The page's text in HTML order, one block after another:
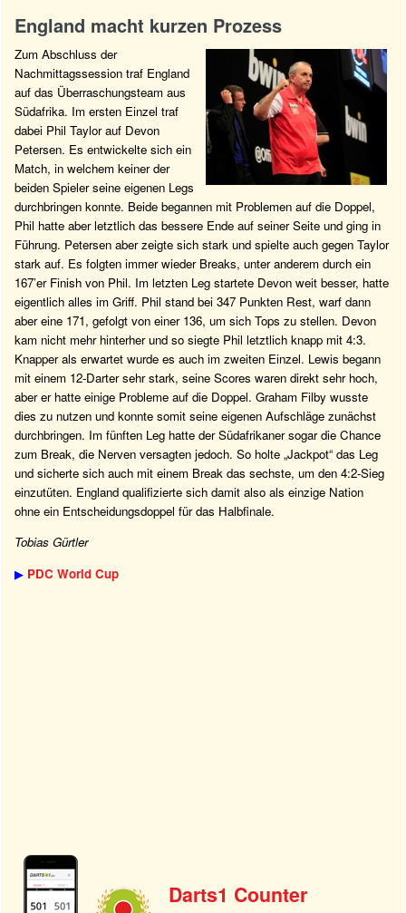
England macht kurzen Prozess
Zum Abschluss der
Nachmittagssession traf England
auf das Überraschungsteam aus
Südafrika. Im ersten Einzel traf
dabei Phil Taylor auf Devon
Petersen. Es entwickelte sich ein
Match, in welchem keiner der
beiden Spieler seine eigenen Legs
durchbringen konnte. Beide begannen mit Problemen auf die Doppel,
Phil hatte aber letztlich das bessere Ende auf seiner Seite und ging in
Führung. Petersen aber zeigte sich stark und spielte auch gegen Taylor
stark auf. Es folgten immer wieder Breaks, unter anderem durch ein
167’er Finish von Phil. Im letzten Leg startete Devon weit besser, hatte
eigentlich alles im Griff. Phil stand bei 347 Punkten Rest, warf dann
aber eine 171, gefolgt von einer 136, um sich Tops zu stellen. Devon
kam nicht mehr hinterher und so siegte Phil letztlich knapp mit 4:3.
Knapper als erwartet wurde es auch im zweiten Einzel. Lewis begann
mit einem 12-Darter sehr stark, seine Scores waren direkt sehr hoch,
aber er hatte einige Probleme auf die Doppel. Graham Filby wusste
dies zu nutzen und konnte somit seine eigenen Aufschläge zunächst
durchbringen. Im fünften Leg hatte der Südafrikaner sogar die Chance
zum Break, die Nerven versagten jedoch. So holte „Jackpot“ das Leg
und sicherte sich auch mit einem Break das sechste, um den 4:2-Sieg
einzutüten. England qualifizierte sich damit also als einzige Nation
ohne ein Entscheidungsdoppel für das Halbfinale.
Tobias Gürtler
▶ PDC World Cup
Darts1 Counter